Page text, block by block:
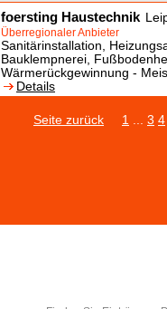
foersting Haustechnik
Überregionaler Anbieter
Sanitärinstallation,
Bauklempnerei,
Wärmerückgewinnung -
Details
Seite zurück 1 ... 3 4